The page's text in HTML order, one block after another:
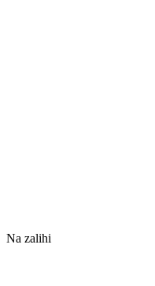
Na zalihi